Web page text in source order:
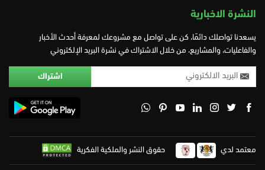
النشرة الاخبارية
يسعدنا تواصلك دائمًا، كن على تواصل مع مشروعك لمعرفة أحدث الأخبار
والفاعليات، والمشاريع، من خلال الاشتراك في نشرة البريد الإلكتروني
معتمد لدي حقوق النشر والملكية الفكرية